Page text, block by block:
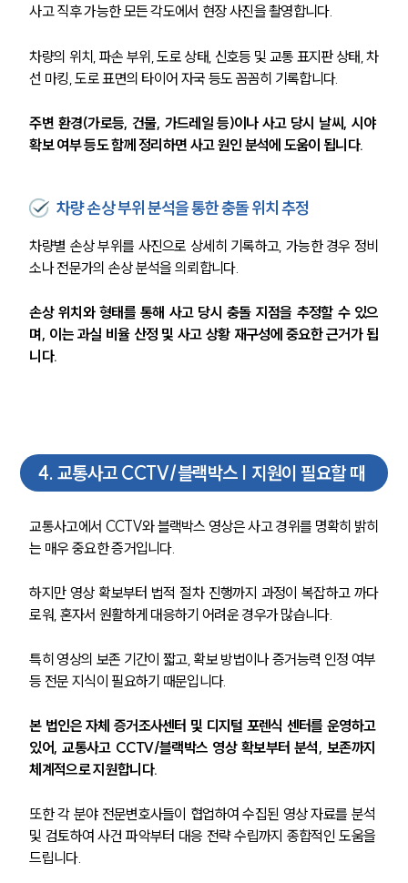
업무사례
주요 업무사례
사례분석/최신동향
법률정보
고객후기
전체
구성원 소개
음주운전·교통사고전문변호사추천
공지사항
법률 블로그
법률서식
세미나
대륜법률상담예약
사고 직후 가능한 모든 각도에서 현장 사진을 촬영합니다.
차량의 위치, 파손 부위, 도로 상태, 신호등 및 교통 표지판 상태, 차
선 마킹, 도로 표면의 타이어 자국 등도 꼼꼼히 기록합니다.
주변 환경(가로등, 건물, 가드레일 등)이나 사고 당시 날씨, 시야
확보 여부 등도 함께 정리하면 사고 원인 분석에 도움이 됩니다.
차량 손상 부위 분석을 통한 충돌 위치 추정
차량별 손상 부위를 사진으로 상세히 기록하고, 가능한 경우 정비
소나 전문가의 손상 분석을 의뢰합니다.
손상 위치와 형태를 통해 사고 당시 충돌 지점을 추정할 수 있으
며, 이는 과실 비율 산정 및 사고 상황 재구성에 중요한 근거가 됩
니다.
4. 교통사고 CCTV/블랙박스 | 지원이 필요할 때
교통사고에서 CCTV와 블랙박스 영상은 사고 경위를 명확히 밝히
는 매우 중요한 증거입니다.
하지만 영상 확보부터 법적 절차 진행까지 과정이 복잡하고 까다
로워, 혼자서 원활하게 대응하기 어려운 경우가 많습니다.
특히 영상의 보존 기간이 짧고, 확보 방법이나 증거능력 인정 여부
등 전문 지식이 필요하기 때문입니다.
본 법인은 자체 증거조사센터 및 디지털 포렌식 센터를 운영하고
있어, 교통사고 CCTV/블랙박스 영상 확보부터 분석, 보존까지
체계적으로 지원합니다.
또한 각 분야 전문변호사들이 협업하여 수집된 영상 자료를 분석
및 검토하여 사건 파악부터 대응 전략 수립까지 종합적인 도움을
드립니다.